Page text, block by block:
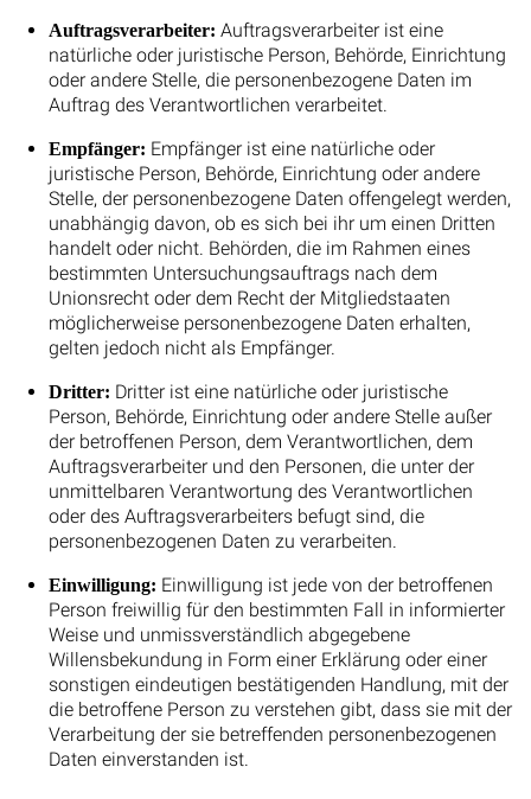
Auftragsverarbeiter: Auftragsverarbeiter ist eine
natürliche oder juristische Person, Behörde, Einrichtung
oder andere Stelle, die personenbezogene Daten im
Auftrag des Verantwortlichen verarbeitet.
Empfänger: Empfänger ist eine natürliche oder
juristische Person, Behörde, Einrichtung oder andere
Stelle, der personenbezogene Daten offengelegt werden,
unabhängig davon, ob es sich bei ihr um einen Dritten
handelt oder nicht. Behörden, die im Rahmen eines
bestimmten Untersuchungsauftrags nach dem
Unionsrecht oder dem Recht der Mitgliedstaaten
möglicherweise personenbezogene Daten erhalten,
gelten jedoch nicht als Empfänger.
Dritter: Dritter ist eine natürliche oder juristische
Person, Behörde, Einrichtung oder andere Stelle außer
der betroffenen Person, dem Verantwortlichen, dem
Auftragsverarbeiter und den Personen, die unter der
unmittelbaren Verantwortung des Verantwortlichen
oder des Auftragsverarbeiters befugt sind, die
personenbezogenen Daten zu verarbeiten.
Einwilligung: Einwilligung ist jede von der betroffenen
Person freiwillig für den bestimmten Fall in informierter
Weise und unmissverständlich abgegebene
Willensbekundung in Form einer Erklärung oder einer
sonstigen eindeutigen bestätigenden Handlung, mit der
die betroffene Person zu verstehen gibt, dass sie mit der
Verarbeitung der sie betreffenden personenbezogenen
Daten einverstanden ist.